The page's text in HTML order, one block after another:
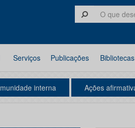
Serviços Publicações Bibliotecas
interna Ações